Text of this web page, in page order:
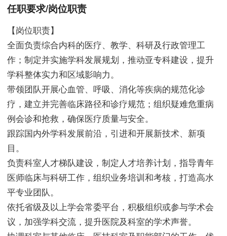
任职要求/岗位职责
【岗位职责】
全面负责综合内科的医疗、教学、科研及行政管理工
作；制定并实施学科发展规划，推动亚专科建设，提升
学科整体实力和区域影响力。
带领团队开展心血管、呼吸、消化等疾病的规范化诊
疗，建立并完善临床路径和诊疗规范；组织疑难危重病
例会诊和抢救，确保医疗质量与安全。
跟踪国内外学科发展前沿，引进和开展新技术、新项
目。
负责科室人才梯队建设，制定人才培养计划，指导青年
医师临床与科研工作，组织业务培训和考核，打造高水
平专业团队。
依托省级及以上学会常委平台，积极组织或参与学术会
议，加强学科交流，提升医院及科室的学术声誉。